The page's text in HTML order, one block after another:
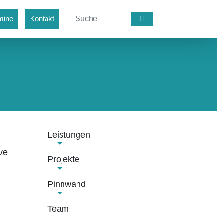
Kontakt
Leistungen
Projekte
Pinnwand
Team